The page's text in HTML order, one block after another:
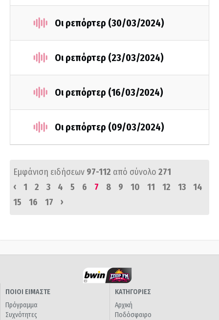
Οι ρεπόρτερ (30/03/2024)
Οι ρεπόρτερ (23/03/2024)
Οι ρεπόρτερ (16/03/2024)
Οι ρεπόρτερ (09/03/2024)
Εμφάνιση ειδήσεων 97-112 από σύνολο 271
‹
1 2 3 4 5 6 7 8 9 10 11 12 13
14
15
16 17 ›
ΠΟΙΟΙ ΕΙΜΑΣΤΕ
Πρόγραμμα
Συχνότητες
ΚΑΤΗΓΟΡΙΕΣ
Αρχική
Ποδόσφαιρο